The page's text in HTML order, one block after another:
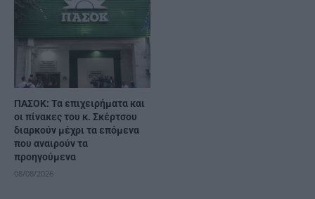
ΠΑΣΟΚ: Τα επιχειρήματα και
οι πίνακες του κ. Σκέρτσου
διαρκούν μέχρι τα επόμενα
που αναιρούν τα
προηγούμενα
08/08/2026